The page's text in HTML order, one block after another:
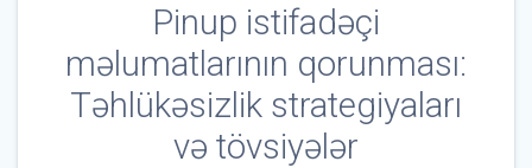
Pinup istifadəçi
məlumatlarının qorunması:
Təhlükəsizlik strategiyaları
və tövsiyələr